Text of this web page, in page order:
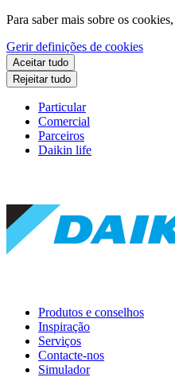
Para saber mais sobre os
Gerir definições de cookies
Aceitar tudo
Rejeitar tudo
Particular
Comercial
Parceiros
Daikin life
Produtos e conselhos
Inspiração
Serviços
Contacte-nos
Simulador